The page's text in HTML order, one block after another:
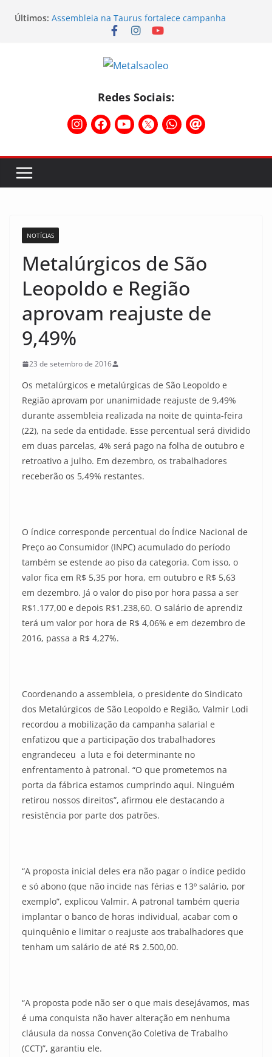
Últimos: Assembleia na Taurus fortalece campanha
salarial e mostra a força da categoria que exige
Nota de repúdio
Conselho Diretivo da CNM/CUT debate indústria e
Temporal destelha Ginásio Bigornão
Assembleia na Taurus – Campanha salarial
2026/2027
Redes Sociais:
NOTÍCIAS
Metalúrgicos de São
Leopoldo e Região
aprovam reajuste de
9,49%
23 de setembro de 2016
Os metalúrgicos e metalúrgicas de São Leopoldo e
Região aprovam por unanimidade reajuste de 9,49%
durante assembleia realizada na noite de quinta-feira
(22), na sede da entidade. Esse percentual será dividido
em duas parcelas, 4% será pago na folha de outubro e
retroativo a julho. Em dezembro, os trabalhadores
receberão os 5,49% restantes.
O índice corresponde percentual do Índice Nacional de
Preço ao Consumidor (INPC) acumulado do período
também se estende ao piso da categoria. Com isso, o
valor fica em R$ 5,35 por hora, em outubro e R$ 5,63
em dezembro. Já o valor do piso por hora passa a ser
R$1.177,00 e depois R$1.238,60. O salário de aprendiz
terá um valor por hora de R$ 4,06% e em dezembro de
2016, passa a R$ 4,27%.
Coordenando a assembleia, o presidente do Sindicato
dos Metalúrgicos de São Leopoldo e Região, Valmir Lodi
recordou a mobilização da campanha salarial e
enfatizou que a participação dos trabalhadores
engrandeceu a luta e foi determinante no
enfrentamento à patronal. “O que prometemos na
porta da fábrica estamos cumprindo aqui. Ninguém
retirou nossos direitos”, afirmou ele destacando a
resistência por parte dos patrões.
“A proposta inicial deles era não pagar o índice pedido
e só abono (que não incide nas férias e 13º salário, por
exemplo”, explicou Valmir. A patronal também queria
implantar o banco de horas individual, acabar com o
quinquênio e limitar o reajuste aos trabalhadores que
tenham um salário de até R$ 2.500,00.
“A proposta pode não ser o que mais desejávamos, mas
é uma conquista não haver alteração em nenhuma
cláusula da nossa Convenção Coletiva de Trabalho
(CCT)”, garantiu ele.